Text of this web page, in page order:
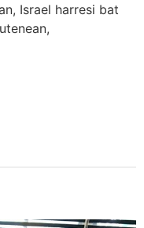
Israel harresi bat